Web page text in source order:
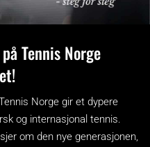
Tennis Norge
Norge gir et dypere
og internasjonal tennis.
om den nye generasjonen,